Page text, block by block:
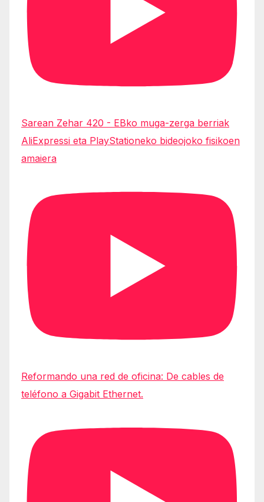
Sarean Zehar 420 - EBko muga-zerga berriak
AliExpressi eta PlayStationeko bideojoko fisikoen
amaiera
Reformando una red de oficina: De cables de
teléfono a Gigabit Ethernet.